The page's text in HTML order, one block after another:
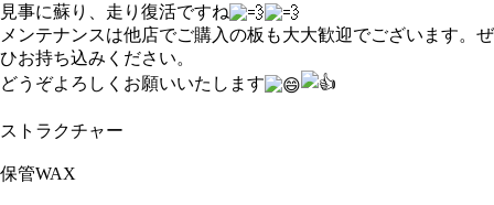
見事に蘇り、走り復活ですね
メンテナンスは他店でご購入の板も大大歓迎でございます。ぜ
ひお持ち込みください。
どうぞよろしくお願いいたします
ストラクチャー
保管WAX